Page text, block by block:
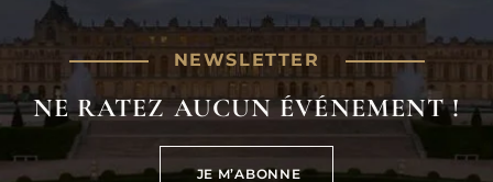
NEWSLETTER
NE RATEZ AUCUN ÉVÉNEMENT !
JE M’ABONNE